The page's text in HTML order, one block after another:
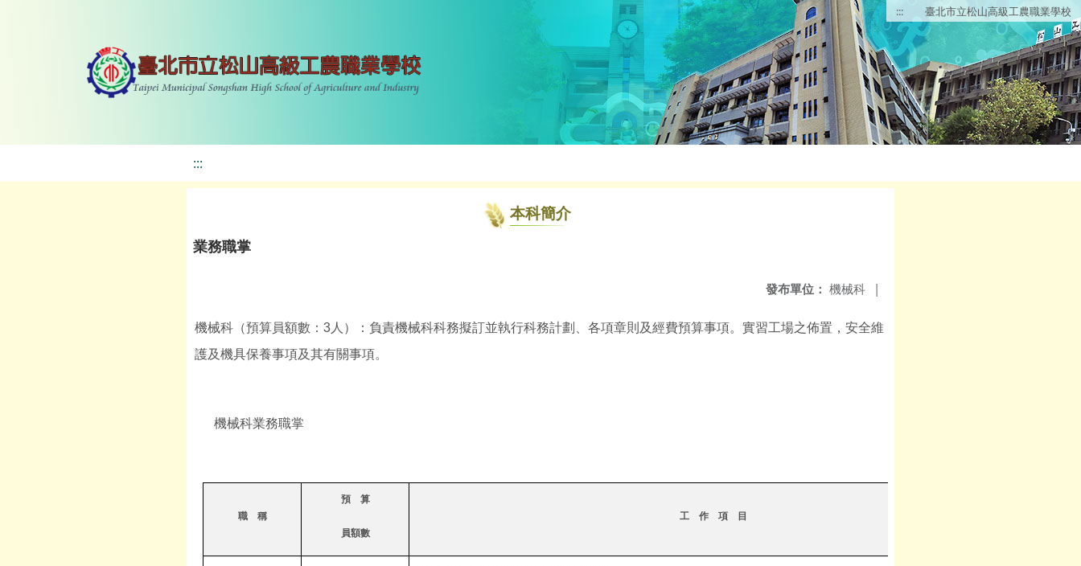
::: 臺北市立松山高級工農職業學校
:::
本科簡介
業務職掌
發布單位： 機械科 |
機械科（預算員額數：3人）：負責機械科科務擬訂並執行科務計劃、各項章則及經費預算事項。實習工場之佈置，安全維
護及機具保養事項及其有關事項。
機械科業務職掌
職 稱
預 算
員額數
工 作 項 目